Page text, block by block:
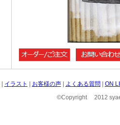
イラスト お客様の声| よくある質問
ON
©Copyright 2012 syae